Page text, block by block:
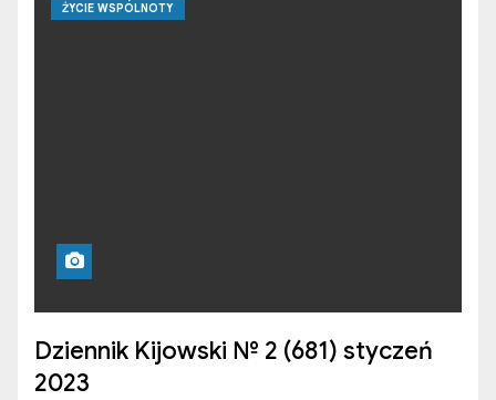
ŻYCIE WSPÓLNOTY
Dziennik Kijowski № 2 (681) styczeń
2023